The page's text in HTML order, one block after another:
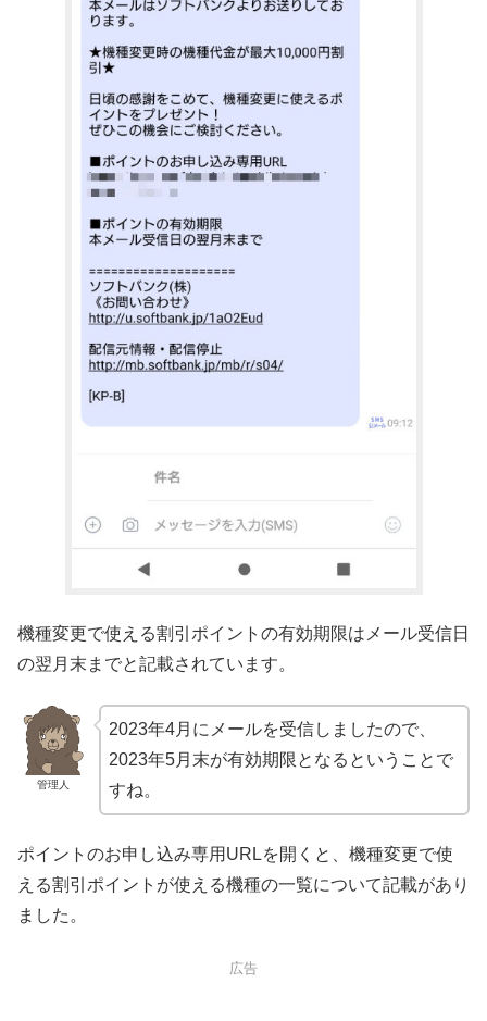
機種変更で使える割引ポイントの有効期限はメール受信日
の翌月末までと記載されています。
管理人
2023年4月にメールを受信しましたので、
2023年5月末が有効期限となるということで
すね。
ポイントのお申し込み専用URLを開くと、機種変更で使
える割引ポイントが使える機種の一覧について記載があり
ました。
広告